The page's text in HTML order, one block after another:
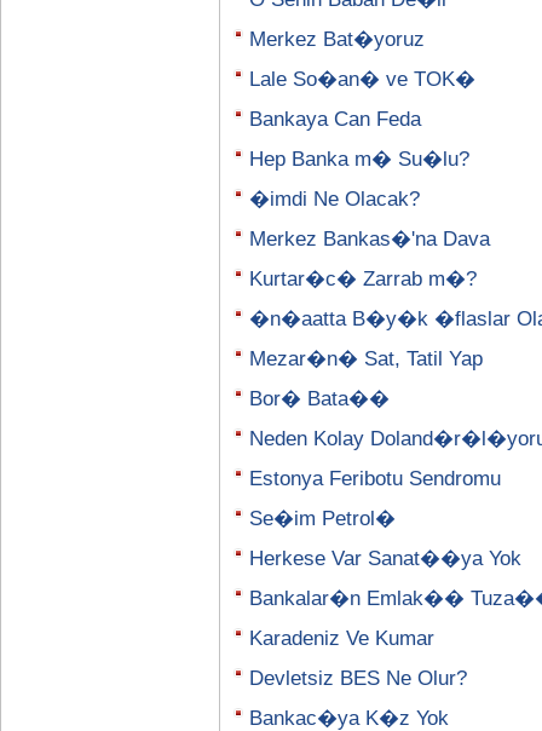
Merkez Bat�yoruz
Lale So�an� ve TOK�
Bankaya Can Feda
Hep Banka m� Su�lu?
�imdi Ne Olacak?
Merkez Bankas�'na Dava
Kurtar�c� Zarrab m�?
�n�aatta B�y�k �flaslar
Mezar�n� Sat, Tatil Yap
Bor� Bata��
Neden Kolay
Estonya Feribotu Sendromu
Se�im Petrol�
Herkese Var Sanat��ya Yok
Bankalar�n Emlak��
Karadeniz Ve Kumar
Devletsiz BES Ne Olur?
Bankac�ya K�z Yok